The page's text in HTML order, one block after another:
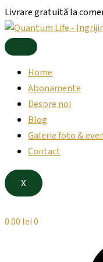
Skip
to
content
Livrare gratuită la
Home
Abonamente
Despre noi
Blog
Galerie foto &
Contact
X
0.00 lei0
search
search
Abonament
WAVE
Silver